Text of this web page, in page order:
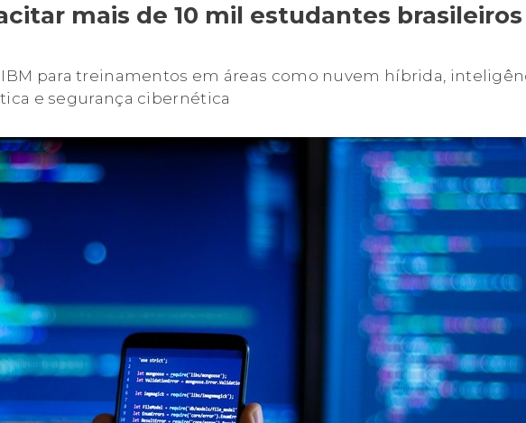
mais de 10 mil estudantes brasileiros
IBM para treinamentos em áreas como nuvem híbrida,
e segurança cibernética